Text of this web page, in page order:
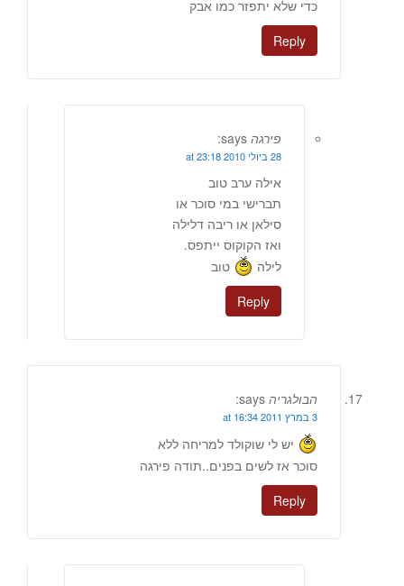
כדי שלא יתפזר כמו אבק
Reply
פירגה says:
28 ביולי 2010 at 23:18
אילה ערב טוב
תברישי במי סוכר או
סילאן או ריבה דלילה
ואז הקוקוס ייתפס.
לילה
טוב
Reply
הבולגריה says:
3 במרץ 2011 at 16:34
יש לי שוקולד למריחה ללא
סוכר אז לשים בפנים..תודה פירגה
Reply